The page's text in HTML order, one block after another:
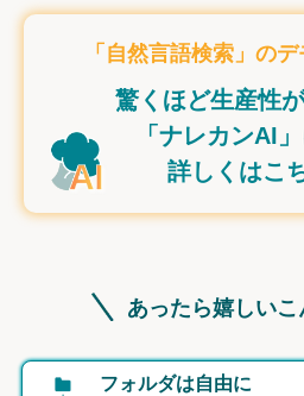
「自然言語検索」の
驚くほど生産性
「ナレカンAI
詳しくはこ
あったら嬉しいこ
フォルダは自由に